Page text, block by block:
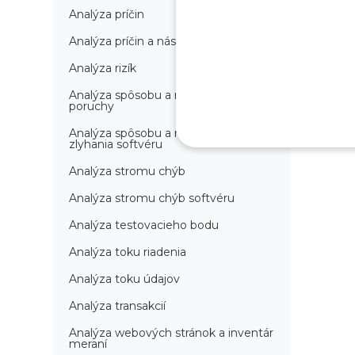
Analýza príčin
Analýza príčin a následkov
Analýza rizík
Analýza spôsobu a následkov
poruchy
Analýza spôsobu a následkov
zlyhania softvéru
Analýza stromu chýb
Analýza stromu chýb softvéru
Analýza testovacieho bodu
Analýza toku riadenia
Analýza toku údajov
Analýza transakcií
Analýza webových stránok a inventár
meraní